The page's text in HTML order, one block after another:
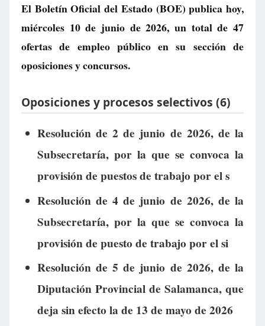
El Boletín Oficial del Estado (BOE) publica hoy,
miércoles 10 de junio de 2026, un total de 47
ofertas de empleo públicoen su sección de
oposiciones y concursos.
Oposiciones y procesos selectivos (6)
Resolución de 2 de junio de 2026, de la
Subsecretaría, por la que se convoca la
provisión de puestos de trabajo por el s
Resolución de 4 de junio de 2026, de la
Subsecretaría, por la que se convoca la
provisión de puesto de trabajo por el si
Resolución de 5 de junio de 2026, de la
Diputación Provincial de Salamanca, que
deja sin efecto la de 13 de mayo de 2026